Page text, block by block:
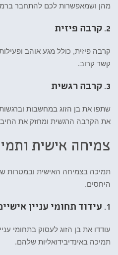
מהן ושמאפשרות לכם להתחבר
2. קרבה פיזית
קרבה פיזית, כולל מגע אוהב
קשר קרוב.
3. קרבה רגשית
שתפו את בן הזוג במחשבות
את הקרבה הרגשית ומחזק את
צמיחה אישית
תמיכה בצמיחה האישית ובמטרות
היחסים.
1. עידוד תחומי עניין
עודדו את בן הזוג לעסוק בתחומי
תמיכה באינדיבידואליות שלהם.